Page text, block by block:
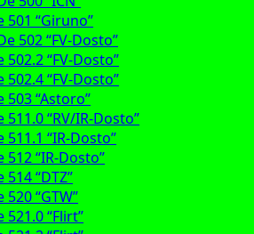
501 “Giruno”
502 “FV-Dosto”
502.2 “FV-Dosto”
502.4 “FV-Dosto”
503 “Astoro”
511.0 “RV/IR-Dosto”
511.1 “IR-Dosto”
512 “IR-Dosto”
514 “DTZ”
520 “GTW”
521.0 “Flirt”